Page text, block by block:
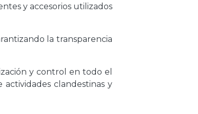
y accesorios utilizados
la transparencia
y control en todo el
clandestinas y